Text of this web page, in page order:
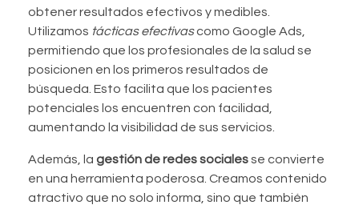
obtener resultados efectivos y medibles.
Utilizamos tácticas efectivascomo Google Ads,
permitiendo que los profesionales de la salud se
posicionen en los primeros resultados de
búsqueda. Esto facilita que los pacientes
potenciales los encuentren con facilidad,
aumentando la visibilidad de sus servicios.
Además, la gestión de redes socialesse convierte
en una herramienta poderosa. Creamos contenido
atractivo que no solo informa, sino que también